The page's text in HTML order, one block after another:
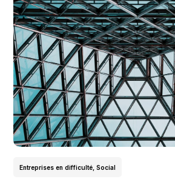
Entreprises en difficulté, Social